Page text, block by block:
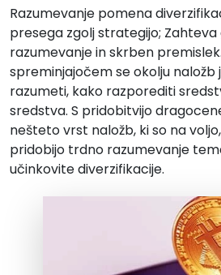
Razumevanje pomena
presega zgolj strategijo;
razumevanje in skrben
spreminjajočem se okolju
razumeti, kako razporediti
sredstva. S pridobitvijo
nešteto vrst naložb, ki so na
pridobijo trdno razumevanje
učinkovite diverzifikacije.